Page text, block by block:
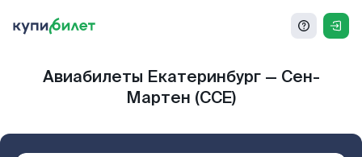
Авиабилеты Екатеринбург — Сен-
Мартен (CCE)